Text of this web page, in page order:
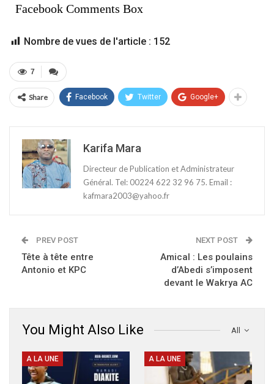
Facebook Comments Box
Nombre de vues de l'article : 152
7
Share Facebook Twitter Google+
Karifa Mara
Directeur de Publication et Administrateur
Général. Tel: 00224 622 32 96 75. Email :
kafmara2003@yahoo.fr
PREV POST
Tête à tête entre
Antonio et KPC
NEXT POST
Amical : Les poulains
d’Abedi s’imposent
devant le Wakrya AC
All
You Might Also Like
A LA UNE A LA UNE